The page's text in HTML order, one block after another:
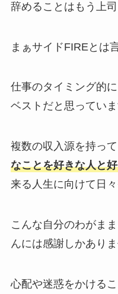
辞めることはもう上
まぁサイドFIREとは
仕事のタイミング的
ベストだと思っていま
複数の収入源を持っ
なことを好きな人と
来る人生に向けて日
こんな自分のわがま
んには感謝しかありま
心配や迷惑をかける